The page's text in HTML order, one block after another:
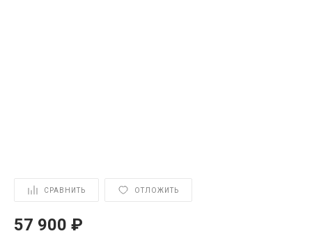
СРАВНИТЬ ОТЛОЖИТЬ
57 900 ₽